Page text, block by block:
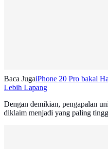
Baca JugaiPhone 20 Pro bakal
Lebih Lapang
Dengan demikian, pengapalan
diklaim menjadi yang paling